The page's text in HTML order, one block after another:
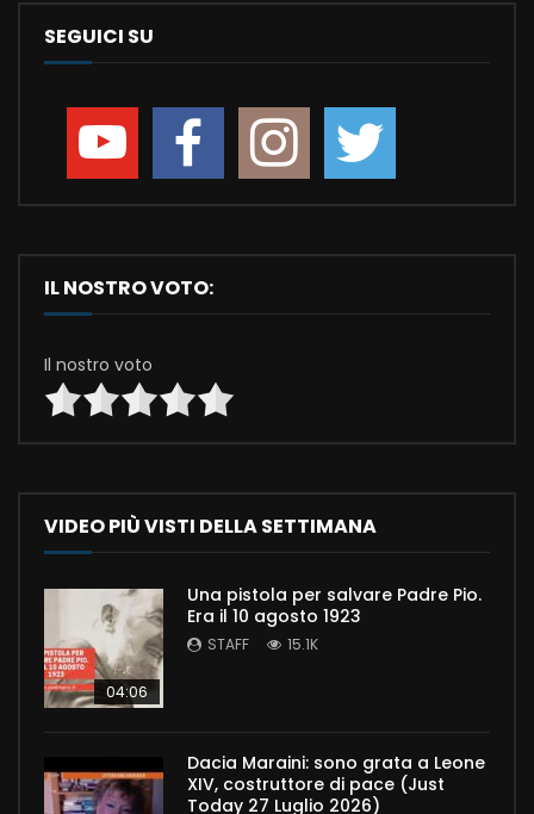
SEGUICI SU
IL NOSTRO VOTO:
Il nostro voto
VIDEO PIÙ VISTI DELLA SETTIMANA
04:06
Una pistola per salvare Padre Pio.
Era il 10 agosto 1923
STAFF 15.1K
Dacia Maraini: sono grata a Leone
XIV, costruttore di pace (Just
Today 27 Luglio 2026)